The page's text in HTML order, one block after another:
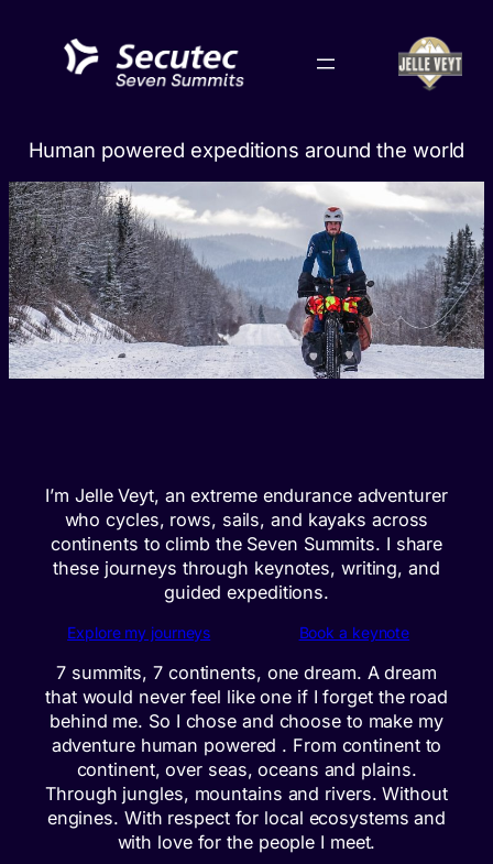
content
Human powered expeditions around the world
I’m Jelle Veyt, an extreme endurance adventurer
who cycles, rows, sails, and kayaks across
continents to climb the Seven Summits. I share
these journeys through keynotes, writing, and
guided expeditions.
Explore my journeys Book a keynote
7 summits, 7 continents, one dream. A dream
that would never feel like one if I forget the road
behind me. So I chose and choose to make my
adventure human powered . From continent to
continent, over seas, oceans and plains.
Through jungles, mountains and rivers. Without
engines. With respect for local ecosystems and
with love for the people I meet.